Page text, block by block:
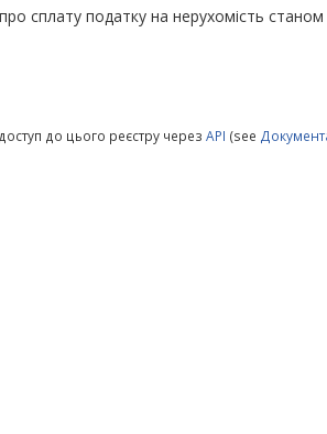
сплату податку на нерухомість
до цього реєстру через API (see